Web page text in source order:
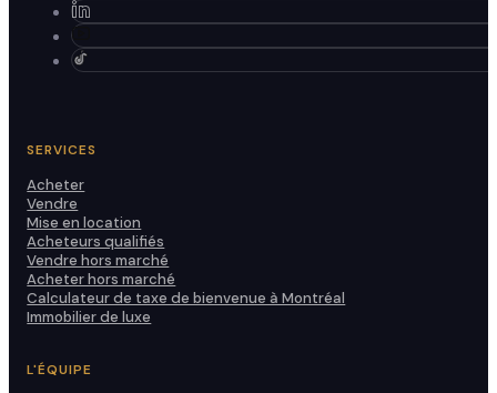
SERVICES
Acheter
Vendre
Mise en location
Acheteurs qualifiés
Vendre hors marché
Acheter hors marché
Calculateur de taxe de bienvenue à Montréal
Immobilier de luxe
L'ÉQUIPE